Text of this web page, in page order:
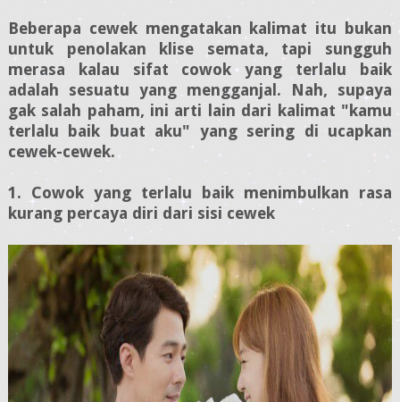
Beberapa cewek mengatakan kalimat itu bukan
untuk penolakan klise semata, tapi sungguh
merasa kalau sifat cowok yang terlalu baik
adalah sesuatu yang mengganjal. Nah, supaya
gak salah paham, ini arti lain dari kalimat "kamu
terlalu baik buat aku" yang sering di ucapkan
cewek-cewek.
1. Cowok yang terlalu baik menimbulkan rasa
kurang percaya diri dari sisi cewek